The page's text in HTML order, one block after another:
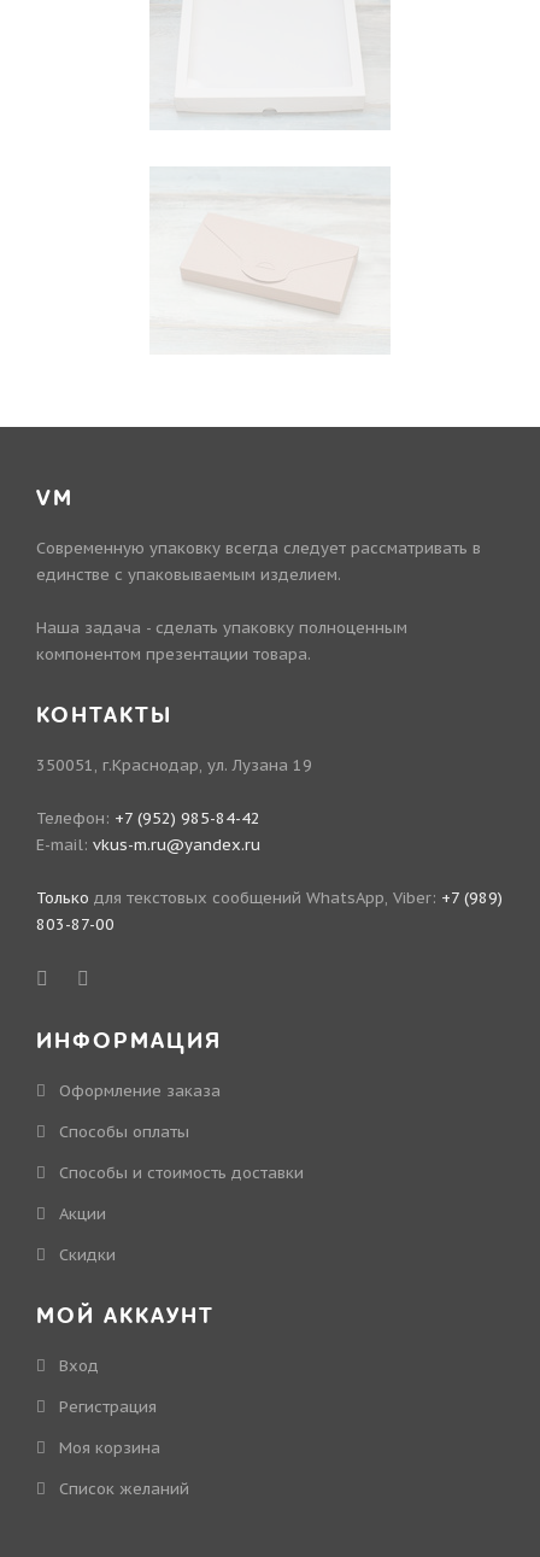
VM
Современную упаковку всегда следует рассматривать в
единстве с упаковываемым изделием.
Наша задача - сделать упаковку полноценным
компонентом презентации товара.
КОНТАКТЫ
350051, г.Краснодар, ул. Лузана 19
Телефон: +7 (952) 985-84-42
E-mail: vkus-m.ru@yandex.ru
Только для текстовых сообщений WhatsApp, Viber: +7 (989)
803-87-00
ИНФОРМАЦИЯ
Оформление заказа
Способы оплаты
Способы и стоимость доставки
Акции
Скидки
МОЙ АККАУНТ
Вход
Регистрация
Моя корзина
Cписок желаний